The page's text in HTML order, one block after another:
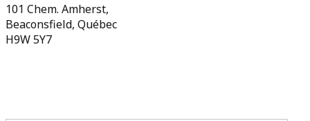
101 Chem. Amherst,
Beaconsfield, Québec
H9W 5Y7